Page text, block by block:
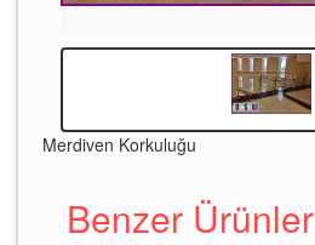
Merdiven Korkuluğu
Benzer Ürünler